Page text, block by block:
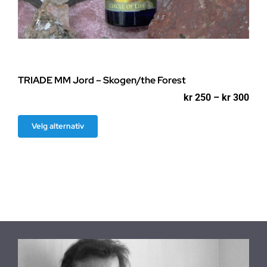
TRIADE MM Jord – Skogen/the Forest
kr 250 – kr 300
Velg alternativ
produktet
kan
på